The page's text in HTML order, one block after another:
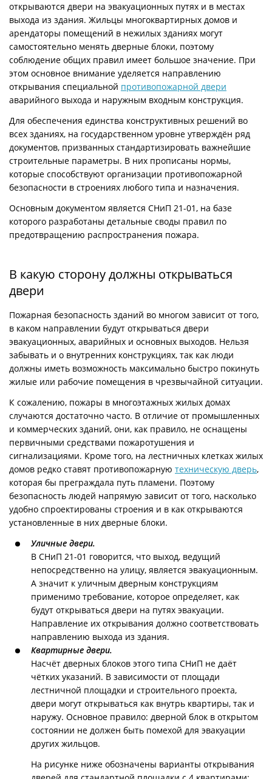
открываются двери на эвакуационных путях и в местах
выхода из здания. Жильцы многоквартирных домов и
арендаторы помещений в нежилых зданиях могут
самостоятельно менять дверные блоки, поэтому
соблюдение общих правил имеет большое значение. При
этом основное внимание уделяется направлению
открывания специальной противопожарной двери
аварийного выхода и наружным входным конструкция.
Для обеспечения единства конструктивных решений во
всех зданиях, на государственном уровне утверждён ряд
документов, призванных стандартизировать важнейшие
строительные параметры. В них прописаны нормы,
которые способствуют организации противопожарной
безопасности в строениях любого типа и назначения.
Основным документом является СНиП 21-01, на базе
которого разработаны детальные своды правил по
предотвращению распространения пожара.
В какую сторону должны открываться
двери
Пожарная безопасность зданий во многом зависит от того,
в каком направлении будут открываться двери
эвакуационных, аварийных и основных выходов. Нельзя
забывать и о внутренних конструкциях, так как люди
должны иметь возможность максимально быстро покинуть
жилые или рабочие помещения в чрезвычайной ситуации.
К сожалению, пожары в многоэтажных жилых домах
случаются достаточно часто. В отличие от промышленных
и коммерческих зданий, они, как правило, не оснащены
первичными средствами пожаротушения и
сигнализациями. Кроме того, на лестничных клетках жилых
домов редко ставят противопожарную техническую дверь,
которая бы преграждала путь пламени. Поэтому
безопасность людей напрямую зависит от того, насколько
удобно спроектированы строения и в как открываются
установленные в них дверные блоки.
Уличные двери.
В СНиП 21-01 говорится, что выход, ведущий
непосредственно на улицу, является эвакуационным.
А значит к уличным дверным конструкциям
применимо требование, которое определяет, как
будут открываться двери на путях эвакуации.
Направление их открывания должно соответствовать
направлению выхода из здания.
Квартирные двери.
Насчёт дверных блоков этого типа СНиП не даёт
чётких указаний. В зависимости от площади
лестничной площадки и строительного проекта,
двери могут открываться как внутрь квартиры, так и
наружу. Основное правило: дверной блок в открытом
состоянии не должен быть помехой для эвакуации
других жильцов.
На рисунке ниже обозначены варианты открывания